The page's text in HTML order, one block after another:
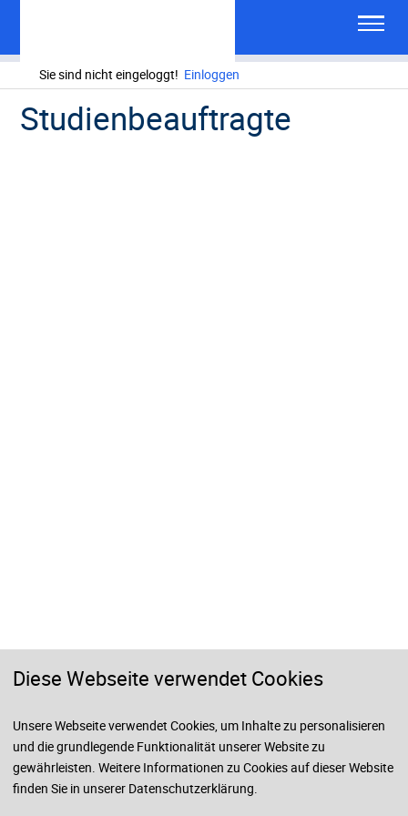
Sie sind nicht eingeloggt! Einloggen
Studienbeauftragte
© 2026 VWA und BA Lüneburg
Impressum Rechtshinweis
Diese Webseite verwendet Cookies
Unsere Webseite verwendet Cookies, um Inhalte zu personalisieren
und die grundlegende Funktionalität unserer Website zu
gewährleisten. Weitere Informationen zu Cookies auf dieser Website
finden Sie in unserer Datenschutzerklärung.